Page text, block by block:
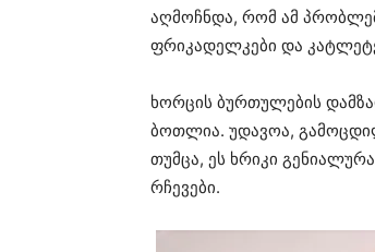
აღმოჩნდა, რომ ამ
ფრიკადელკები და
ხორცის ბურთულების
ბოთლია. უდავოა,
თუმცა, ეს ხრიკი
რჩევები.